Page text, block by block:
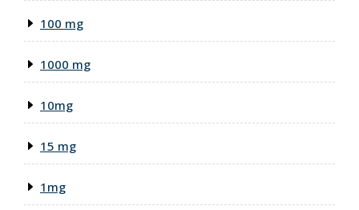
100 mg
1000 mg
10mg
15 mg
1mg